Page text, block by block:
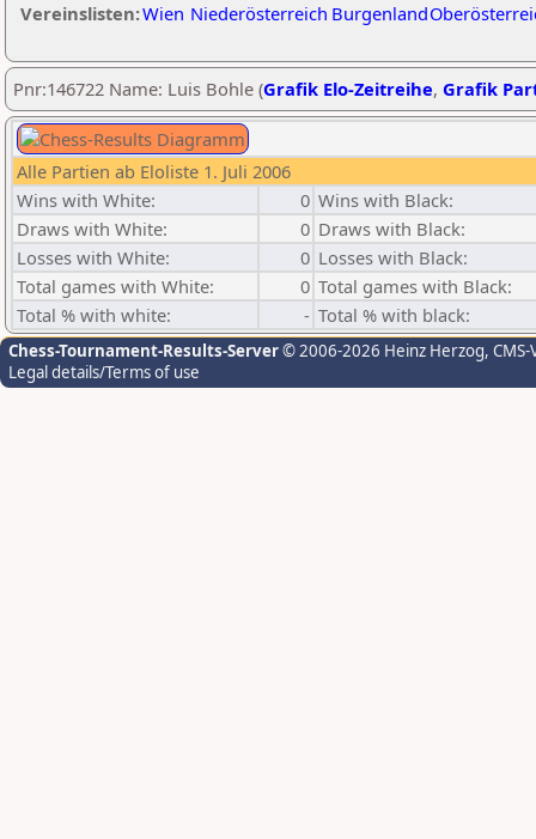
Vereinslisten:Wien Niederösterreich Burgenland
Pnr:146722 Name: Luis Bohle (Grafik Elo-Zeitreihe, Grafik
Alle Partien ab Eloliste 1. Juli 2006
Wins with White:
0 Wins with Black:
Draws with White:
0 Draws with Black:
Losses with White:
0 Losses with Black:
Total games with White:
0 Total games with Black:
Total % with white:
- Total % with black:
Chess-Tournament-Results-Server© 2006-2026 Heinz Herzog,
Legal details/Terms of use